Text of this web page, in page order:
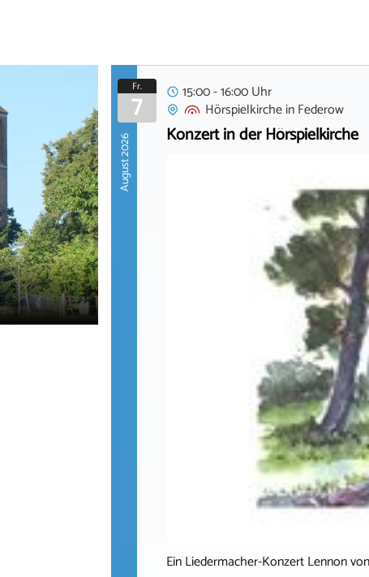
August 2026
Fr.
7
15:00 - 16:00 Uhr
HörspielkircheinFederow
Konzert in der Hörspielkirche
Ein Liedermacher-Konzert Lennon